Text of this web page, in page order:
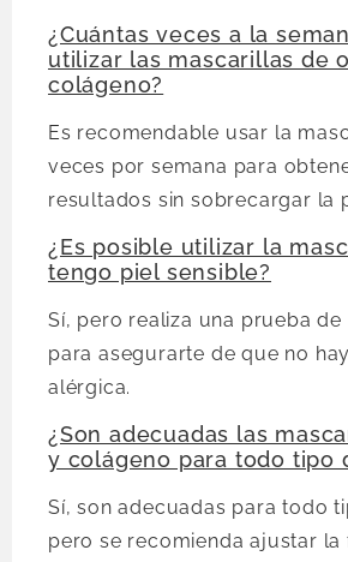
¿Cuántas veces a la
utilizar las mascarillas de
colágeno?
Es recomendable usar la
veces por semana para
resultados sin sobrecargar la
¿Es posible utilizar la
tengo piel sensible?
Sí, pero realiza una prueba de
para asegurarte de que no
alérgica.
¿Son adecuadas las
y colágeno para todo tipo
Sí, son adecuadas para todo
pero se recomienda ajustar la